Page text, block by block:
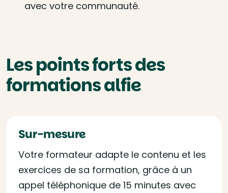
avec votre communauté.
Les points forts des
formations alfie
Sur-mesure
Votre formateur adapte le contenu et les
exercices de sa formation, grâce à un
appel téléphonique de 15 minutes avec